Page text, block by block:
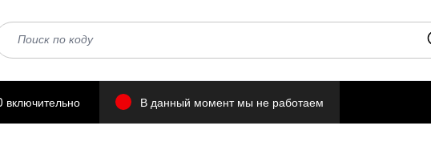
В данный момент мы не работаем